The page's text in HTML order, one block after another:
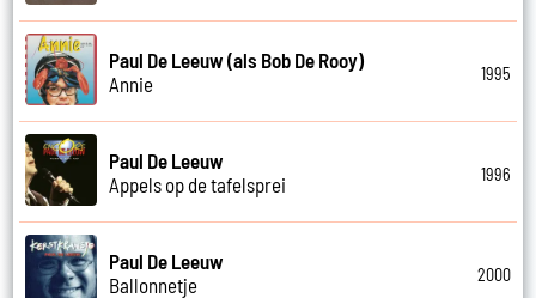
Paul De Leeuw (als Bob De Rooy)
Annie
1995
Paul De Leeuw
Appels op de tafelsprei
1996
Paul De Leeuw
Ballonnetje
2000